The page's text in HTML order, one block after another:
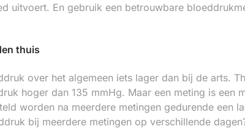
uitvoert. En gebruik een betrouwbare
thuis
over het algemeen iets lager dan bij de arts.
hoger dan 135 mmHg. Maar een meting is een
worden na meerdere metingen gedurende een
bij meerdere metingen op verschillende